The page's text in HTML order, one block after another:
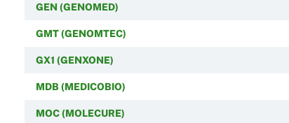
GEN (GENOMED)
GMT (GENOMTEC)
GX1 (GENXONE)
MDB (MEDICOBIO)
MOC (MOLECURE)